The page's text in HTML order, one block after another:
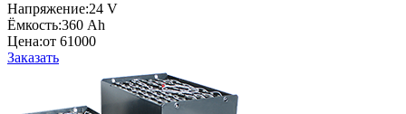
Напряжение:24 V
Ёмкость:360 Ah
Цена:от 61000
Заказать